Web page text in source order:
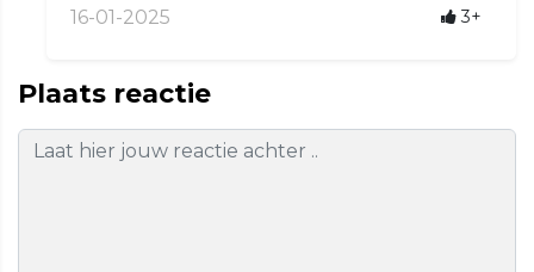
16-01-2025 3+
Plaats reactie